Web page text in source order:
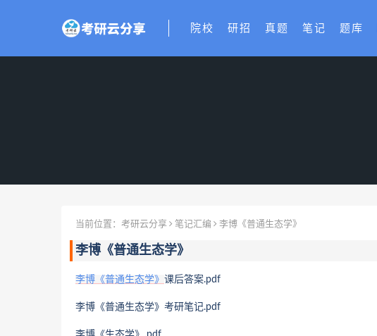
院校 研招 真题 笔记 题库
当前位置： 考研云分享 笔记汇编 李博《普通生态学》
李博《普通生态学》
李博 《普通生态学》 课后答案.pdf
李博《普通生态学》考研笔记.pdf